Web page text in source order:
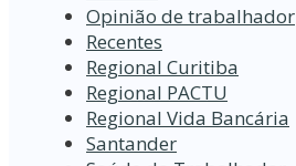
Opinião de trabalhador
Recentes
Regional Curitiba
Regional PACTU
Regional Vida Bancária
Santander